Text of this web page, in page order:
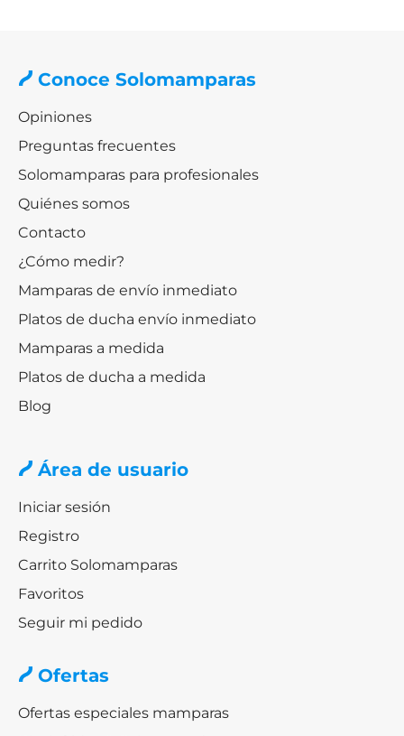
Conoce Solomamparas
Opiniones
Preguntas frecuentes
Solomamparas para profesionales
Quiénes somos
Contacto
¿Cómo medir?
Mamparas de envío inmediato
Platos de ducha envío inmediato
Mamparas a medida
Platos de ducha a medida
Blog
Área de usuario
Iniciar sesión
Registro
Carrito Solomamparas
Favoritos
Seguir mi pedido
Ofertas
Ofertas especiales mamparas